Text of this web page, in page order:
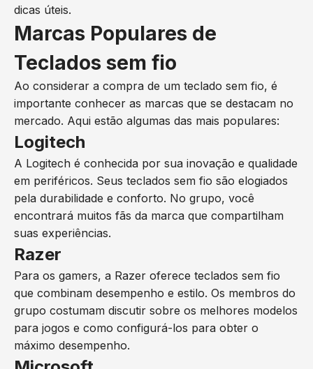
dicas úteis.
Marcas Populares de
Teclados sem fio
Ao considerar a compra de um teclado sem fio, é
importante conhecer as marcas que se destacam no
mercado. Aqui estão algumas das mais populares:
Logitech
A Logitech é conhecida por sua inovação e qualidade
em periféricos. Seus teclados sem fio são elogiados
pela durabilidade e conforto. No grupo, você
encontrará muitos fãs da marca que compartilham
suas experiências.
Razer
Para os gamers, a Razer oferece teclados sem fio
que combinam desempenho e estilo. Os membros do
grupo costumam discutir sobre os melhores modelos
para jogos e como configurá-los para obter o
máximo desempenho.